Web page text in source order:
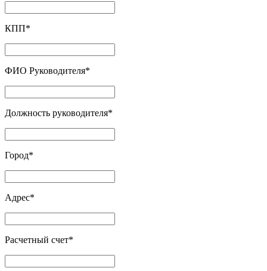
КПП*
ФИО Руководителя*
Должность руководителя*
Город*
Адрес*
Расчетный счет*